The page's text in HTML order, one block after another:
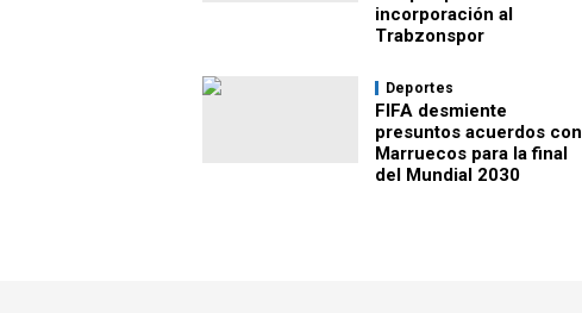
incorporación al
Trabzonspor
Deportes
FIFA desmiente
presuntos acuerdos con
Marruecos para la final
del Mundial 2030